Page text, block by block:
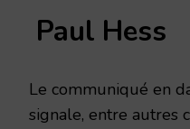
Paul Hess
Le communiqué en
signale, entre autres